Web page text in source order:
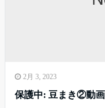
2月 3, 2023
保護中: 豆まき②動画